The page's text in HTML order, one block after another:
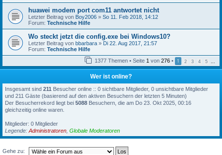
huawei modem port com11 antwortet nicht
Letzter Beitrag von Boy2006 » So 11. Feb 2018, 14:12
Forum: Technische Hilfe
Wo steckt jetzt die config.exe bei Windows10?
Letzter Beitrag von bbarbara » Di 22. Aug 2017, 21:57
Forum: Technische Hilfe
1377 Themen • Seite 1 von 276 • 1 2 3 4 5 …
Wer ist online?
Insgesamt sind 211 Besucher online :: 0 sichtbare Mitglieder, 0 unsichtbare Mitglieder
und 211 Gäste (basierend auf den aktiven Besuchern der letzten 5 Minuten)
Der Besucherrekord liegt bei 5088 Besuchern, die am Do 23. Okt 2025, 00:16
gleichzeitig online waren.
Mitglieder: 0 Mitglieder
Legende: Administratoren Globale Moderatoren
Gehe zu: